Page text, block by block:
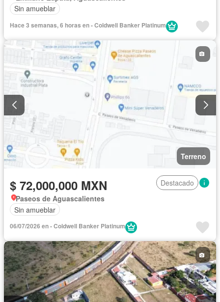
Sin amueblar
Hace 3 semanas, 6 horas en - Coldwell Banker Platinum
Terreno
$ 72,000,000 MXN
Destacado
Paseos de Aguascalientes
Sin amueblar
06/07/2026 en - Coldwell Banker Platinum